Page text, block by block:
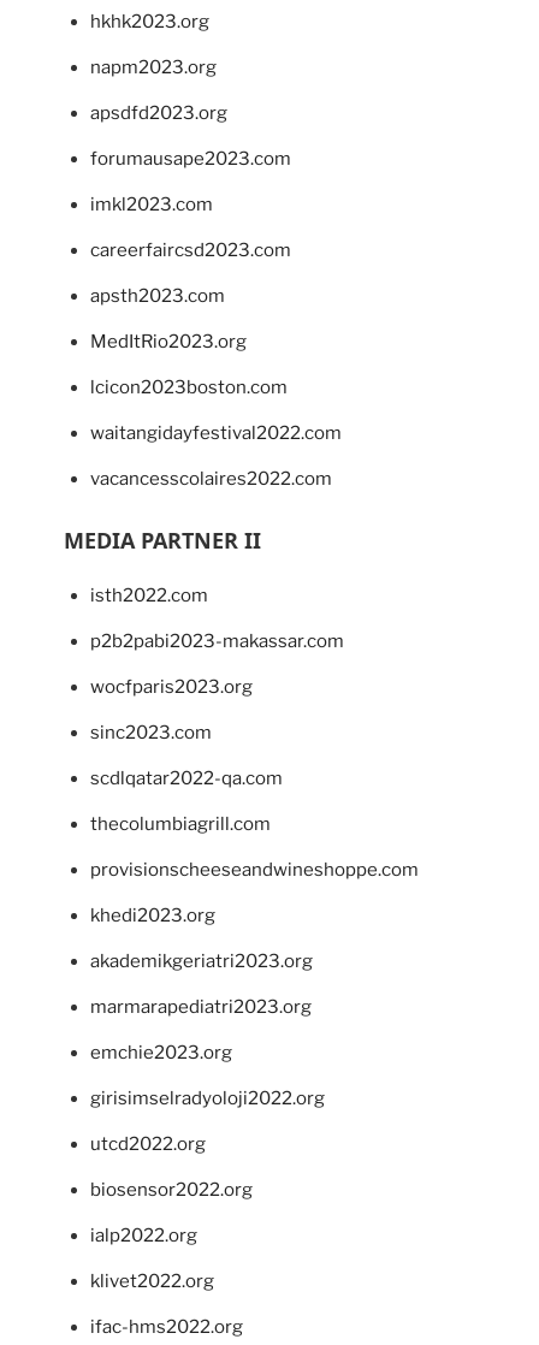
hkhk2023.org
napm2023.org
apsdfd2023.org
forumausape2023.com
imkl2023.com
careerfaircsd2023.com
apsth2023.com
MedItRio2023.org
lcicon2023boston.com
waitangidayfestival2022.com
vacancesscolaires2022.com
MEDIA PARTNER II
isth2022.com
p2b2pabi2023-makassar.com
wocfparis2023.org
sinc2023.com
scdlqatar2022-qa.com
thecolumbiagrill.com
provisionscheeseandwineshoppe.com
khedi2023.org
akademikgeriatri2023.org
marmarapediatri2023.org
emchie2023.org
girisimselradyoloji2022.org
utcd2022.org
biosensor2022.org
ialp2022.org
klivet2022.org
ifac-hms2022.org